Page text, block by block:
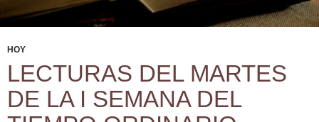
HOY
LECTURAS DEL MARTES
DE LA I SEMANA DEL